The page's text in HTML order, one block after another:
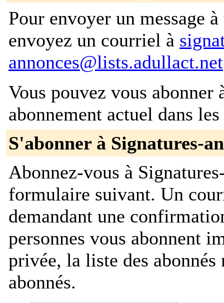
Pour envoyer un message
envoyez un courriel à
annonces@lists.adullact.net
Vous pouvez vous
abonnement actuel dans
S'abonner à Signatures-
Abonnez-vous à
formulaire suivant. Un
demandant une
personnes vous abonnent
privée, la liste des
abonnés.